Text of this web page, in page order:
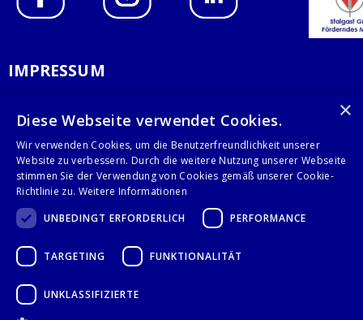
IMPRESSUM
AGB
KONTAKT
Stalgast GmbH
28359 Bremen
+49 421 408844-0
×
Diese Webseite verwendet Cookies.
Wir verwenden Cookies, um die Benutzerfreundlichkeit unserer
Website zu verbessern. Durch die weitere Nutzung unserer Webseite
stimmen Sie der Verwendung von Cookies gemäß unserer Cookie-
Richtlinie zu. Weitere Informationen
UNBEDINGT ERFORDERLICH
PERFORMANCE
TARGETING FUNKTIONALITÄT
UNKLASSIFIZIERTE